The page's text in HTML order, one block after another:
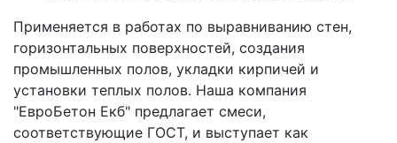
Применяется в работах по выравниванию стен,
горизонтальных поверхностей, создания
промышленных полов, укладки кирпичей и
установки теплых полов. Наша компания
"ЕвроБетон Екб" предлагает смеси,
соответствующие ГОСТ, и выступает как